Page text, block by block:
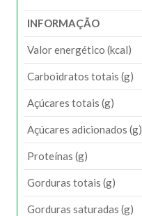
INFORMAÇÃO
Valor energético (kcal)
Carboidratos totais (g)
Açúcares totais (g)
Açúcares adicionados (g)
Proteínas (g)
Gorduras totais (g)
Gorduras saturadas (g)